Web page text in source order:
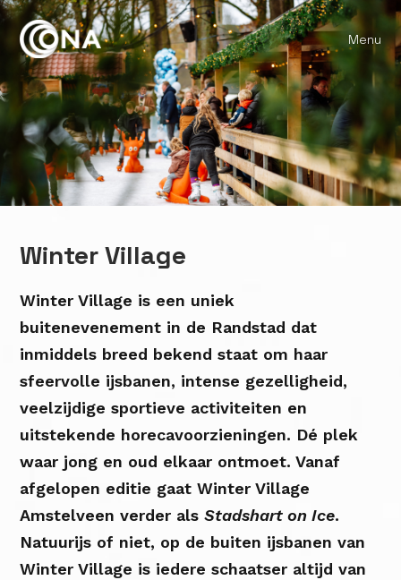
Menu
Winter Village
Winter Village is een uniek
buitenevenement in de Randstad dat
inmiddels breed bekend staat om haar
sfeervolle ijsbanen, intense gezelligheid,
veelzijdige sportieve activiteiten en
uitstekende horecavoorzieningen. Dé plek
waar jong en oud elkaar ontmoet. Vanaf
afgelopen editie gaat Winter Village
Amstelveen verder alsStadshart on Ice.
Natuurijs of niet, op de buiten ijsbanen van
Winter Village is iedere schaatser altijd van